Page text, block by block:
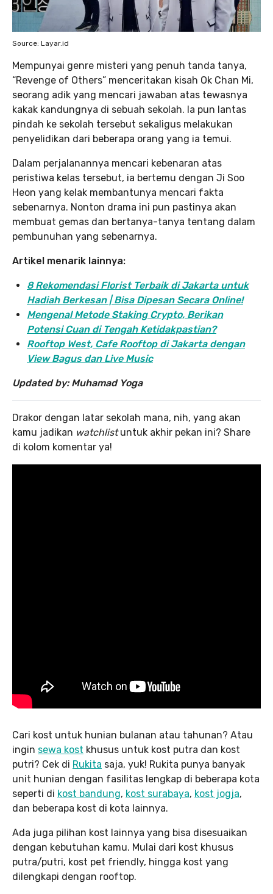
Source: Layar.id
Mempunyai genre misteri yang penuh tanda tanya,
“Revenge of Others” menceritakan kisah Ok Chan Mi,
seorang adik yang mencari jawaban atas tewasnya
kakak kandungnya di sebuah sekolah. Ia pun lantas
pindah ke sekolah tersebut sekaligus melakukan
penyelidikan dari beberapa orang yang ia temui.
Dalam perjalanannya mencari kebenaran atas
peristiwa kelas tersebut, ia bertemu dengan Ji Soo
Heon yang kelak membantunya mencari fakta
sebenarnya. Nonton drama ini pun pastinya akan
membuat gemas dan bertanya-tanya tentang dalam
pembunuhan yang sebenarnya.
Artikel menarik lainnya:
8 Rekomendasi Florist Terbaik di Jakarta untuk
Hadiah Berkesan | Bisa Dipesan Secara Online!
Mengenal Metode Staking Crypto, Berikan
Potensi Cuan di Tengah Ketidakpastian?
Rooftop West, Cafe Rooftop di Jakarta dengan
View Bagus dan Live Music
Updated by: Muhamad Yoga
Drakor dengan latar sekolah mana, nih, yang akan
kamu jadikan watchlistuntuk akhir pekan ini? Share
di kolom komentar ya!
Cari kost untuk hunian bulanan atau tahunan? Atau
ingin sewa kost khusus untuk kost putra dan kost
putri? Cek di Rukita saja, yuk! Rukita punya banyak
unit hunian dengan fasilitas lengkap di beberapa kota
seperti di kost bandung, kost surabaya, kost jogja,
dan beberapa kost di kota lainnya.
Ada juga pilihan kost lainnya yang bisa disesuaikan
dengan kebutuhan kamu. Mulai dari kost khusus
putra/putri, kost pet friendly, hingga kost yang
dilengkapi dengan rooftop.